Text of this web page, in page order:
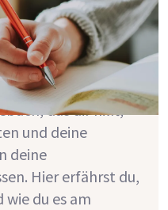
einfach – aber
bietet dir ein
das dir hilft,
und deine
deine
Hier erfährst du,
du es am